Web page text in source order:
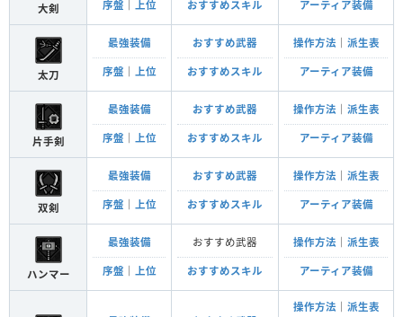
大剣 序盤 上位 おすすめスキル アーティア装備
太刀
最強装備
序盤 上位
おすすめ武器
おすすめスキル
操作方法 派生表
アーティア装備
片手剣
最強装備
序盤 上位
おすすめ武器
おすすめスキル
操作方法 派生表
アーティア装備
双剣
最強装備
序盤 上位
おすすめ武器
おすすめスキル
操作方法 派生表
アーティア装備
ハンマー
最強装備
序盤 上位
おすすめ武器
おすすめスキル
操作方法 派生表
アーティア装備
操作方法 派生表